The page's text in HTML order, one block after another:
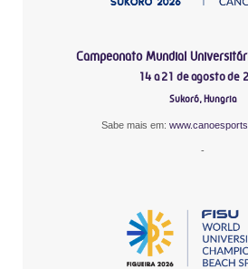
Campeonato Mundial
14 a 21 de agosto de
Sukoró, Hungria
Sabe mais em:
-